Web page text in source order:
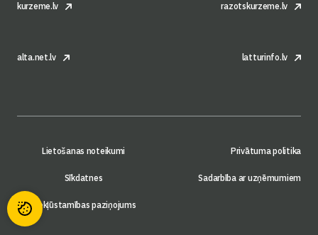
kurzeme.lv razotskurzeme.lv
alta.net.lv latturinfo.lv
Lietošanas noteikumi Privātuma politika
Sīkdatnes Sadarbība ar uzņēmumiem
Piekļūstamības paziņojums